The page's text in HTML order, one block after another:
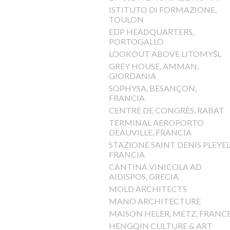
ISTITUTO DI FORMAZIONE,
TOULON
EDP HEADQUARTERS,
PORTOGALLO
LOOKOUT ABOVE LITOMYŠL
GREY HOUSE, AMMAN,
GIORDANIA
SOPHYSA, BESANÇON,
FRANCIA
CENTRE DE CONGRÈS, RABAT
TERMINAL AEROPORTO
DEAUVILLE, FRANCIA
STAZIONE SAINT DENIS
FRANCIA
CANTINA VINICOLA AD
AIDISPOS, GRECIA
MOLD ARCHITECTS
MANO ARCHITECTURE
MAISON HELER, METZ,
HENGQIN CULTURE & ART